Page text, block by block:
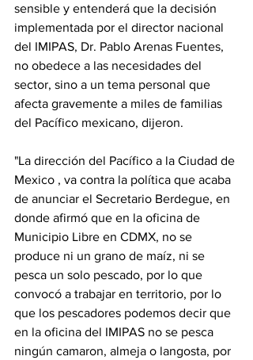
sensible y entenderá que la decisión
implementada por el director nacional
del IMIPAS, Dr. Pablo Arenas Fuentes,
no obedece a las necesidades del
sector, sino a un tema personal que
afecta gravemente a miles de familias
del Pacífico mexicano, dijeron.
"La dirección del Pacífico a la Ciudad de
Mexico , va contra la política que acaba
de anunciar el Secretario Berdegue, en
donde afirmó que en la oficina de
Municipio Libre en CDMX, no se
produce ni un grano de maíz, ni se
pesca un solo pescado, por lo que
convocó a trabajar en territorio, por lo
que los pescadores podemos decir que
en la oficina del IMIPAS no se pesca
ningún camaron, almeja o langosta, por